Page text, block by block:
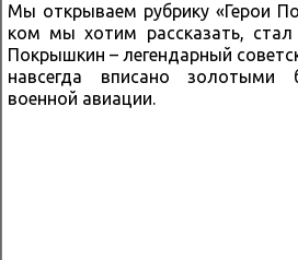
Мы открываем рубрику «Герои
ком мы хотим рассказать,
Покрышкин – легендарный
навсегда вписано золотыми
военной авиации.